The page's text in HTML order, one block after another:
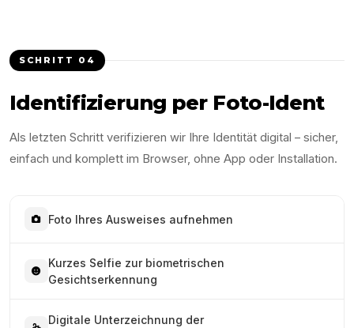
SCHRITT 04
Identifizierung per Foto-Ident
Als letzten Schritt verifizieren wir Ihre Identität digital – sicher,
einfach und komplett im Browser, ohne App oder Installation.
Foto Ihres Ausweises aufnehmen
Kurzes Selfie zur biometrischen
Gesichtserkennung
Digitale Unterzeichnung der